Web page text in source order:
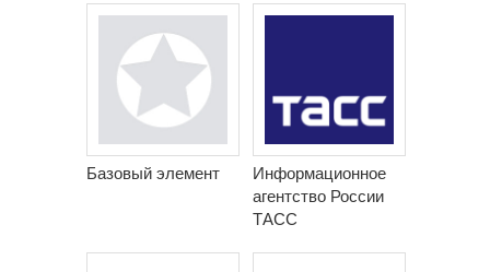
Базовый элемент
Информационное
агентство России
ТАСС